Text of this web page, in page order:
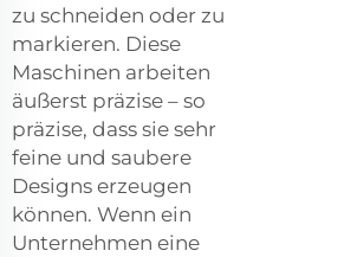
zu schneiden oder zu
markieren. Diese
Maschinen arbeiten
äußerst präzise – so
präzise, dass sie sehr
feine und saubere
Designs erzeugen
können. Wenn ein
Unternehmen eine